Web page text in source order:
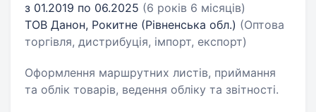
з 01.2019 по 06.2025 (6 років 6 місяців)
ТОВ Данон, Рокитне (Рівненська обл.) (Оптова
торгівля, дистрибуція, імпорт, експорт)
Оформлення маршрутних листів, приймання
та облік товарів, ведення обліку та звітності.